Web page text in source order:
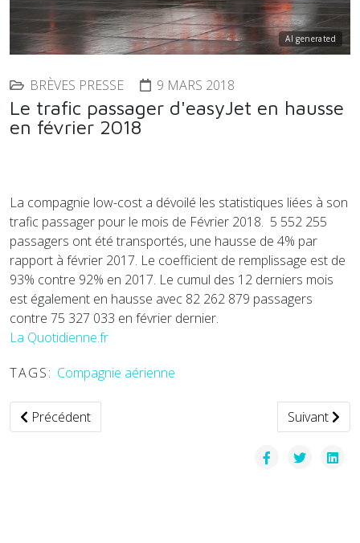
AI generated
BRÈVES PRESSE 9 MARS 2018
Le trafic passager d'easyJet en hausse
en février 2018
La compagnie low-cost a dévoilé les statistiques liées à son
trafic passager pour le mois de Février 2018. 5 552 255
passagers ont été transportés, une hausse de 4% par
rapport à février 2017. Le coefficient de remplissage est de
93% contre 92% en 2017. Le cumul des 12 derniers mois
est également en hausse avec 82 262 879 passagers
contre 75 327 033 en février dernier.
La Quotidienne.fr
TAGS: Compagnie aérienne
Article précédent : Portrait de Fodhil Benzidour, chauffeur
Précédent Article
Suivant